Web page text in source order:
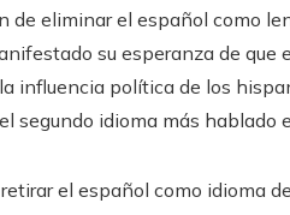
de eliminar el español como
su esperanza de que
influencia política de los
segundo idioma más hablado
el español como idioma